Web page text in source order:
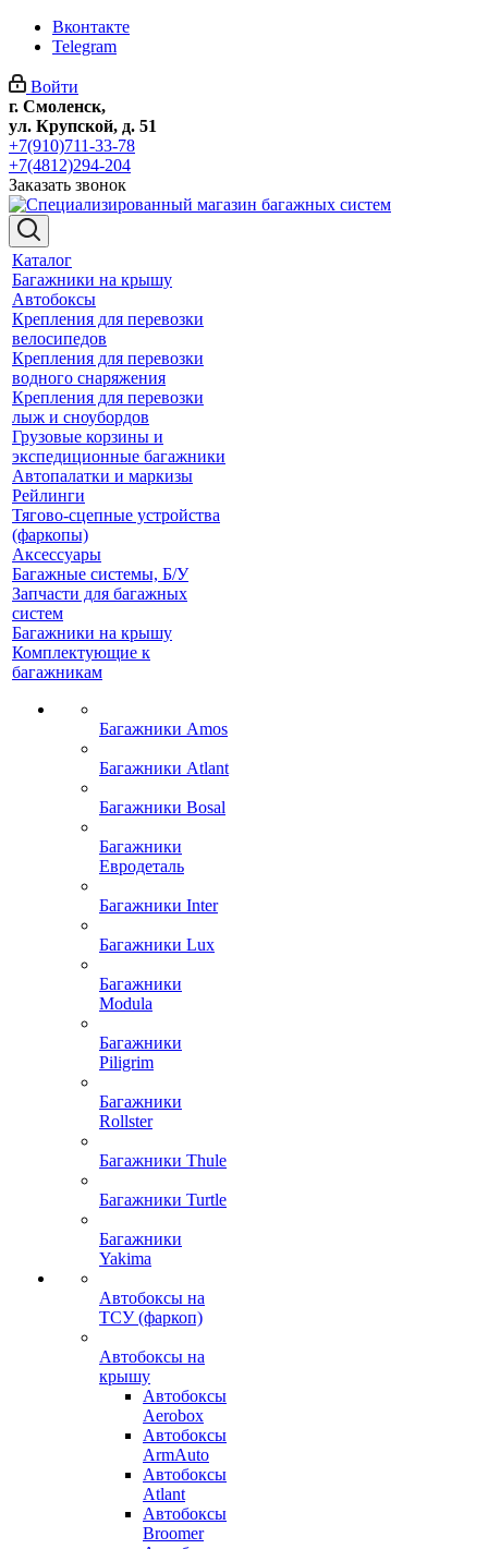
Вконтакте
Telegram
Войти
г. Смоленск,
ул. Крупской, д. 51
+7(910)711-33-78
+7(4812)294-204
Заказать звонок
Каталог
Багажники на крышу
Автобоксы
Крепления для перевозки
велосипедов
Крепления для перевозки
водного снаряжения
Крепления для перевозки
лыж и сноубордов
Грузовые корзины и
экспедиционные багажники
Автопалатки и маркизы
Рейлинги
Тягово-сцепные устройства
(фаркопы)
Аксессуары
Багажные системы, Б/У
Запчасти для багажных
систем
Багажники на крышу
Комплектующие к
багажникам
Багажники Amos
Багажники Atlant
Багажники Bosal
Багажники
Евродеталь
Багажники Inter
Багажники Lux
Багажники
Modula
Багажники
Piligrim
Багажники
Rollster
Багажники Thule
Багажники Turtle
Багажники
Yakima
Автобоксы на
ТСУ (фаркоп)
Автобоксы на
крышу
Автобоксы
Aerobox
Автобоксы
ArmAuto
Автобоксы
Atlant
Автобоксы
Broomer